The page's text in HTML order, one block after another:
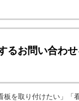
るお問い合わ
を取り付けたい」「